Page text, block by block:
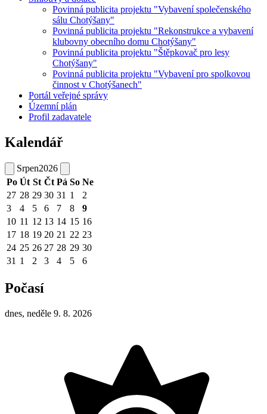
Povinná publicita projektu "Vybavení společenského
sálu Chotýšany"
Povinná publicita projektu "Rekonstrukce a vybavení
klubovny obecního domu Chotýšany"
Povinná publicita projektu "Štěpkovač pro lesy
Chotýšany"
Povinná publicita projektu "Vybavení pro spolkovou
činnost v Chotýšanech"
Portál veřejné správy
Územní plán
Profil zadavatele
Kalendář
Srpen2026
Po Út St Čt Pá So Ne
27 28 29 30 31 1
2
3
4 5 6 7 8
9
10 11 12 13 14 15 16
17 18 19 20 21 22 23
24 25 26 27 28 29 30
31 1 2 3 4 5 6
Počasí
dnes, neděle 9. 8. 2026